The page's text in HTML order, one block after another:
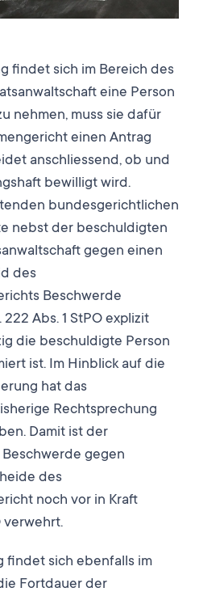
findet sich im Bereich des
eine Person
nehmen, muss sie dafür
einen Antrag
anschliessend, ob und
bewilligt wird.
bundesgerichtlichen
nebst der beschuldigten
gegen einen
des
Beschwerde
Abs. 1 StPO explizit
die beschuldigte Person
ist. Im Hinblick auf die
hat das
Rechtsprechung
Damit ist der
gegen
des
noch vor in Kraft
verwehrt.
findet sich ebenfalls im
Fortdauer der